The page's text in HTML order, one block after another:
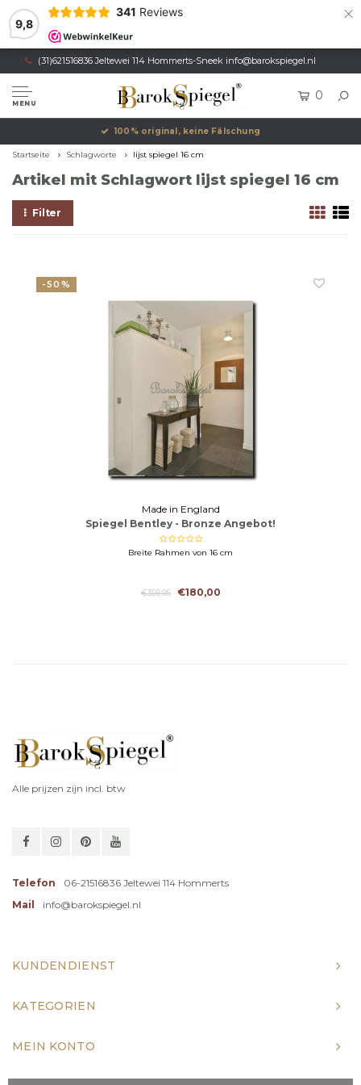
9,8
341 Reviews ×
(31)621516836 Jeltewei 114 Hommerts-Sneek info@barokspiegel.nl
MENU
0
100% original, keine Fälschung
Startseite Schlagworte lijst spiegel 16 cm
Artikel mit Schlagwort lijst spiegel 16 cm
Filter
-50%
Made in England
Spiegel Bentley - Bronze Angebot!
Breite Rahmen von 16 cm
€359,95 €180,00
Alle prijzen zijn incl. btw
Telefon
06-21516836 Jeltewei 114 Hommerts
Mail
info@barokspiegel.nl
KUNDENDIENST
KATEGORIEN
MEIN KONTO